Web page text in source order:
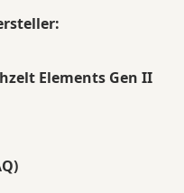
Elements Gen II